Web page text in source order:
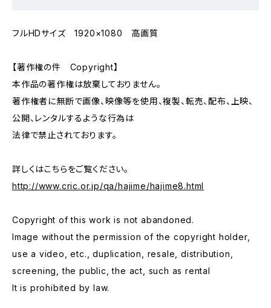
フルHDサイズ 1920×1080 高画質
【著作権の件 Copyright】
本作品の著作権は放棄しておりません。
著作権者に無断で画像、映像等を使用、複製、転売、配布、上映、
公開、レンタルするような行為は
法律で禁止されております。
詳しくはこちらをご覧ください。
http://www.cric.or.jp/qa/hajime/hajime8.html
Copyright of this work is not abandoned.
Image without the permission of the copyright holder,
use a video, etc., duplication, resale, distribution,
screening, the public, the act, such as rental
It is prohibited by law.